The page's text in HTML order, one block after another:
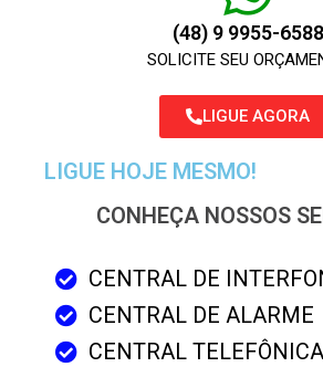
(48) 9 9955-6588
SOLICITE SEU
LIGUE AGORA
LIGUE HOJE MESMO!
CONHEÇA NOSSOS
CENTRAL DE
CENTRAL DE ALARME
CENTRAL TELEFÔNICA